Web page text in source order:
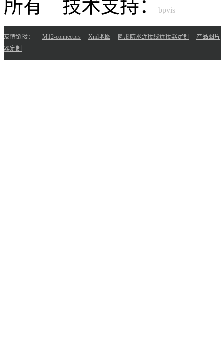
所有 技术支持：
友情链接： M12-connectors Xml地图 圆形防水连接线连接器定制
产品图片
器定制